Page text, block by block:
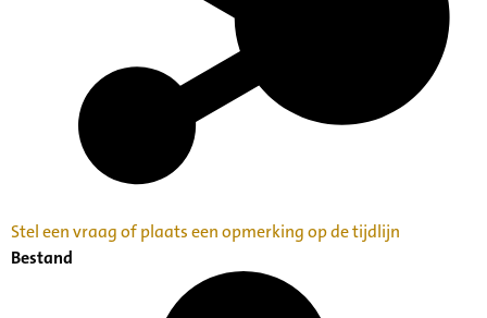
Stel een vraag of plaats een opmerking op de tijdlijn
Bestand